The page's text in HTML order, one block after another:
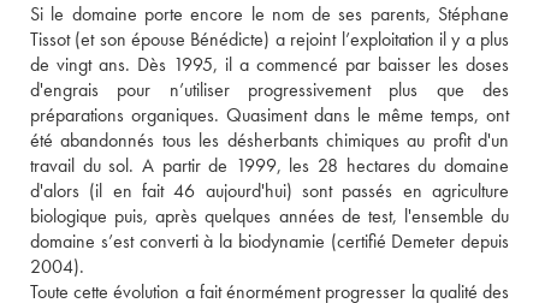
Si le domaine porte encore le nom de ses parents, Stéphane
Tissot (et son épouse Bénédicte) a rejoint l’exploitation il y a plus
de vingt ans. Dès 1995, il a commencé par baisser les doses
d'engrais pour n’utiliser progressivement plus que des
préparations organiques. Quasiment dans le même temps, ont
été abandonnés tous les désherbants chimiques au profit d'un
travail du sol. A partir de 1999, les 28 hectares du domaine
d'alors (il en fait 46 aujourd'hui) sont passés en agriculture
biologique puis, après quelques années de test, l'ensemble du
domaine s’est converti à la biodynamie (certifié Demeter depuis
2004).
Toute cette évolution a fait énormément progresser la qualité des